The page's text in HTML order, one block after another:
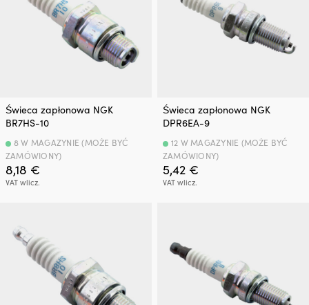
Świeca zapłonowa NGK
BR7HS-10
8,18 €
VAT wlicz.
8 W MAGAZYNIE (MOŻE BYĆ
ZAMÓWIONY)
Świeca zapłonowa NGK
DPR6EA-9
5,42 €
VAT wlicz.
12 W MAGAZYNIE (MOŻE BYĆ
ZAMÓWIONY)